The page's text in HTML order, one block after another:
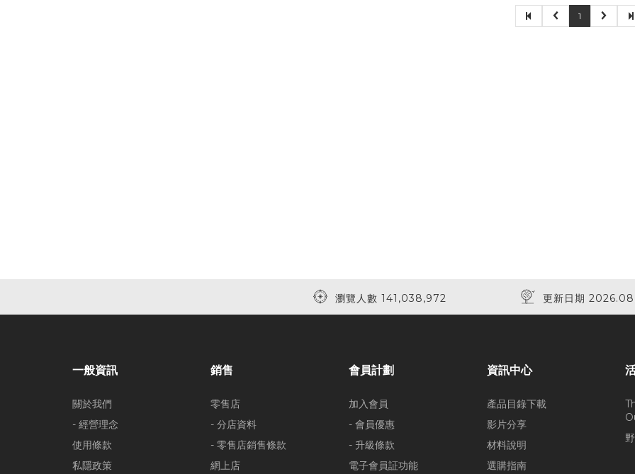
1
瀏覽人數 141,038,972 更新日期
一般資訊
關於我們
- 經營理念
使用條款
私隱政策
銷售
零售店
- 分店資料
- 零售店銷售條款
網上店
會員計劃
加入會員
- 會員優惠
- 升級條款
電子會員証功能
資訊中心
產品目錄下載
影片分享
材料說明
選購指南